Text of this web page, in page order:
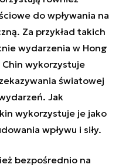
do wpływania na
Za przykład takich
wydarzenia w Hong
wykorzystuje
światowej
Jak
wykorzystuje je jako
wpływu i siły.
bezpośrednio na